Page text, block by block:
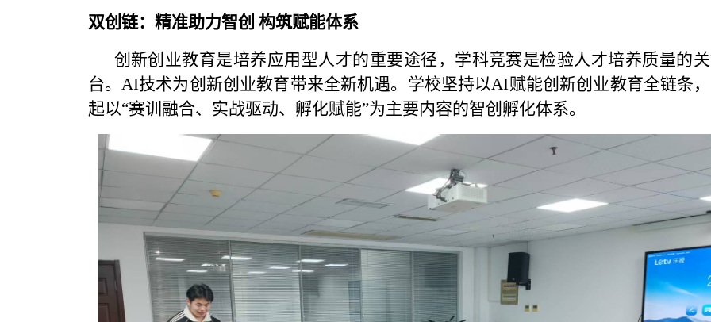
双创链：精准助力智创 构筑赋能体系
创新创业教育是培养应用型人才的重要途径，学科竞赛是检验人才培养质量的
台。AI技术为创新创业教育带来全新机遇。学校坚持以AI赋能创新创业教育全链条
起以“赛训融合、实战驱动、孵化赋能”为主要内容的智创孵化体系。